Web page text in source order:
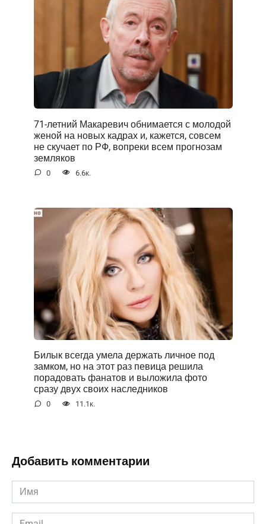
71-летний Макаревич обнимается с молодой
женой на новых кадрах и, кажется, совсем
не скучает по РФ, вопреки всем прогнозам
земляков
0 6.6к.
Билык всегда умела держать личное под
замком, но на этот раз певица решила
порадовать фанатов и выложила фото
сразу двух своих наследников
0 11.1к.
Добавить комментарии
Имя
*
Email